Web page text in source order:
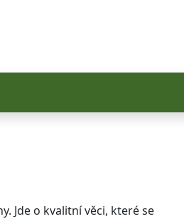
Jde o kvalitní věci, které se